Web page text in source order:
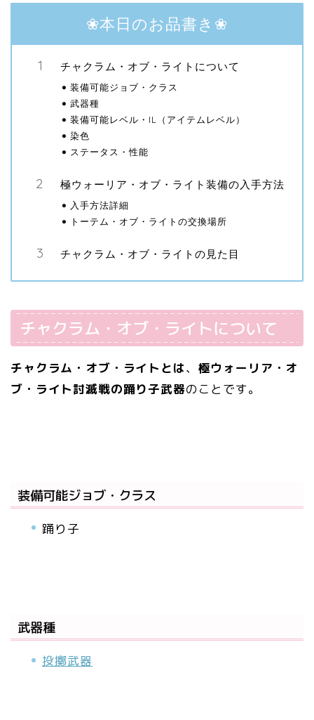
❀本日のお品書き❀
チャクラム・オブ・ライトについて
装備可能ジョブ・クラス
武器種
装備可能レベル・IL（アイテムレベル）
染色
ステータス・性能
極ウォーリア・オブ・ライト装備の入手方法
入手方法詳細
トーテム・オブ・ライトの交換場所
チャクラム・オブ・ライトの見た目
チャクラム・オブ・ライトについて
チャクラム・オブ・ライトとは、 極ウォーリア・オ
ブ・ライト討滅戦の踊り子武器のことです。
装備可能ジョブ・クラス
踊り子
武器種
投擲武器